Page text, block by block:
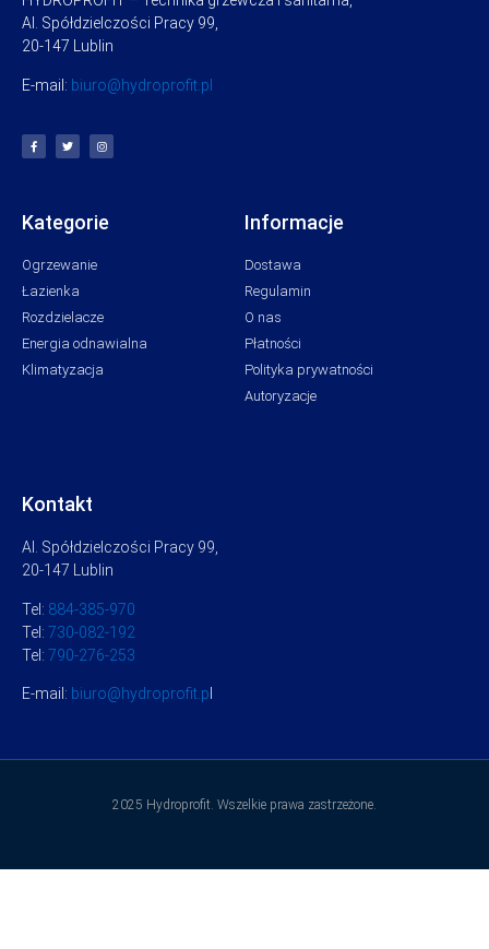
Al. Spółdzielczości Pracy 99,
20-147 Lublin
E-mail: biuro@hydroprofit.pl
Kategorie
Ogrzewanie
Łazienka
Rozdzielacze
Energia odnawialna
Klimatyzacja
Informacje
Dostawa
Regulamin
O nas
Płatności
Polityka prywatności
Autoryzacje
Kontakt
Al. Spółdzielczości Pracy 99,
20-147 Lublin
Tel: 884-385-970
Tel: 730-082-192
Tel: 790-276-253
E-mail: biuro@hydroprofit.p
2025 Hydroprofit. Wszelkie prawa zastrzeżone.